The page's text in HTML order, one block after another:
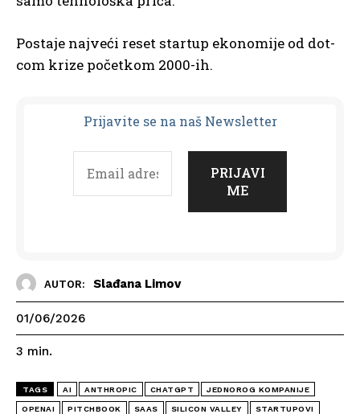
Postaje najveći reset startup ekonomije od dot-
com krize početkom 2000-ih.
Prijavite se na naš Newsletter
AUTOR: Slađana Limov
01/06/2026
3 min.
TAGS AI ANTHROPIC CHATGPT JEDNOROG KOMPANIJE
OPENAI PITCHBOOK SAAS SILICON VALLEY STARTUPOVI